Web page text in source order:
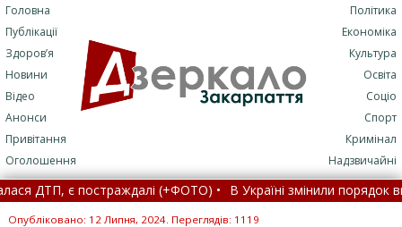
Головна
Публікації
Здоров’я
Новини
Відео
Анонси
Привітання
Оголошення
Політика
Економіка
Культура
Освіта
Соціо
Спорт
Кримінал
Надзвичайні
є постраждалі (+ФОТО) • В Україні змінили порядок видачі
затримки вступу України, – FT •
Опубліковано: 12 Липня, 2024. Переглядів: 1119